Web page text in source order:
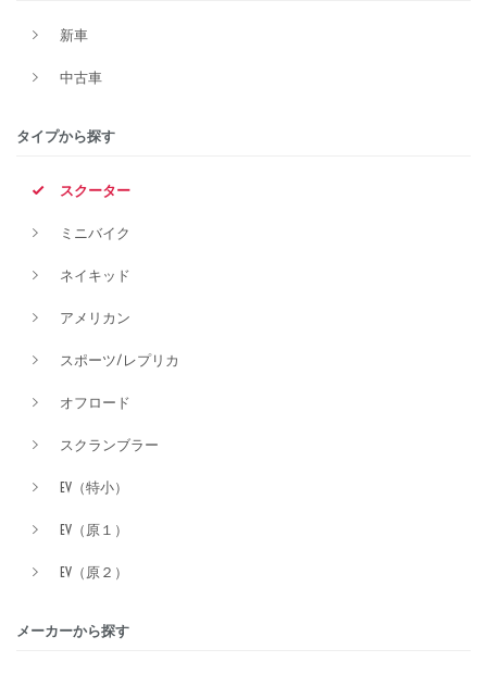
新車
中古車
タイプから探す
スクーター
ミニバイク
ネイキッド
アメリカン
スポーツ/レプリカ
オフロード
スクランブラー
EV（特小）
EV（原１）
EV（原２）
メーカーから探す
価格